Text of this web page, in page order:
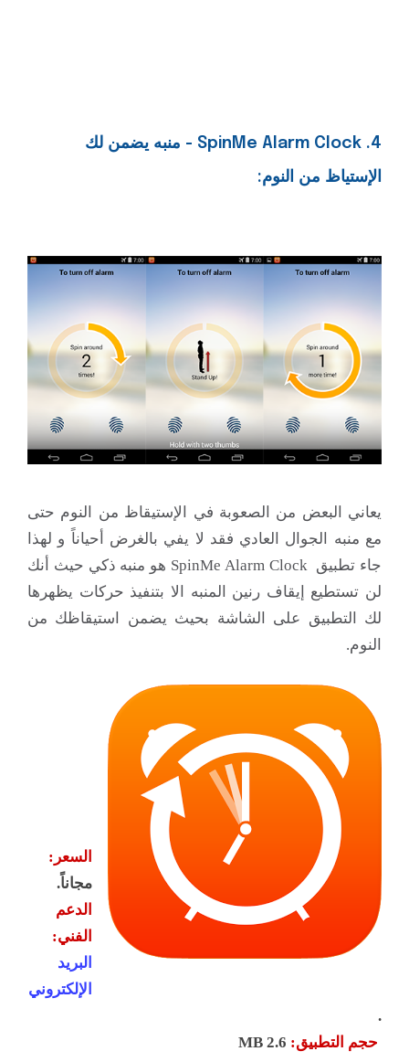
4. SpinMe Alarm Clock - منبه يضمن لك
الإستياظ من النوم:
يعاني البعض من الصعوبة في الإستيقاظ من النوم حتى
مع منبه الجوال العادي فقد لا يفي بالغرض أحياناً و لهذا
جاء تطبيق SpinMe Alarm Clock هو منبه ذكي حيث أنك
لن تستطيع إيقاف رنين المنبه الا بتنفيذ حركات يظهرها
لك التطبيق على الشاشة بحيث يضمن استيقاظك من
النوم.
السعر:
مجاناً.
الدعم
الفني:
البريد
الإلكتروني
.
حجم التطبيق: .6 MB